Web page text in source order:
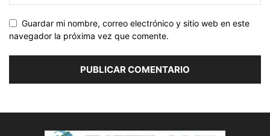
Guardar mi nombre, correo electrónico y sitio web en este
navegador la próxima vez que comente.